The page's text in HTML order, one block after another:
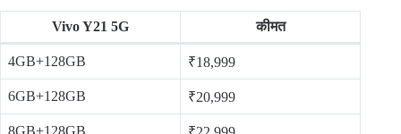
Vivo Y21 5G कीमत
4GB+128GB ₹18,999
6GB+128GB ₹20,999
8GB+128GB